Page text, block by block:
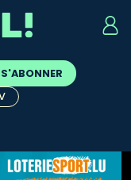
sont
S'ABONNER